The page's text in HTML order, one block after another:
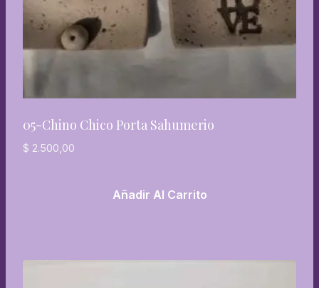
05-Chino Chico Porta Sahumerio
$ 2.500,00
Añadir Al Carrito